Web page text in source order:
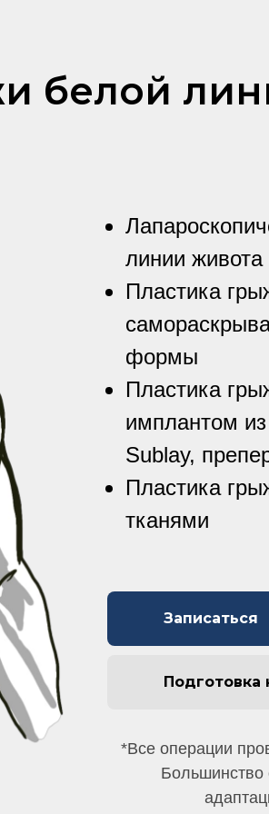
белой
линии
Пластика
формы
Пластика
имплантом из
Sublay,
Пластика
тканями
Записаться
Подготовка
*Все операции